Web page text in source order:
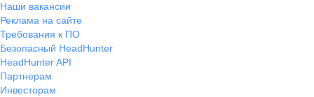
Наши вакансии
Реклама на сайте
Требования к ПО
Безопасный HeadHunter
HeadHunter API
Партнерам
Инвесторам